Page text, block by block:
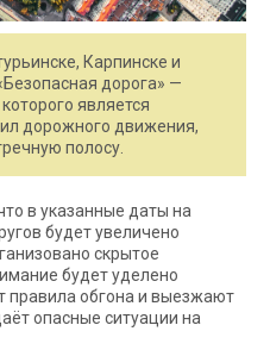
Карпинске и
дорога» —
является
дорожного движения,
полосу.
в указанные даты на
будет увеличено
скрытое
будет уделено
правила обгона и выезжают
опасные ситуации на